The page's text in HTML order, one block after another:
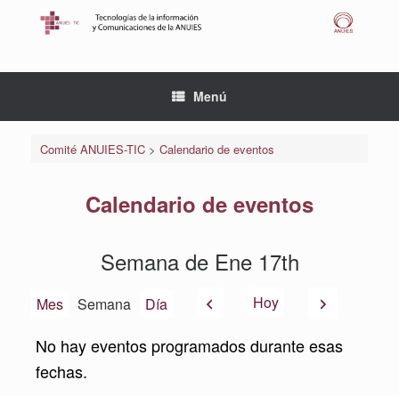
Menú
Comité ANUIES-TIC> Calendario de eventos
Calendario de eventos
Semana de Ene 17th
Mes Semana Día AnteriorHoy Siguiente
No hay eventos programados durante esas
fechas.